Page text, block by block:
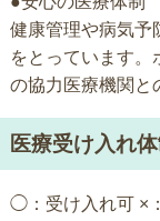
健康管理や病気予
をとっています。
の協力医療機関と
医療受け入れ体
◯：受け入れ可 ×